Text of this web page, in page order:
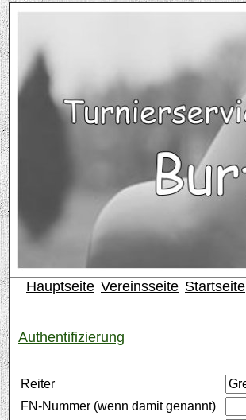
Hauptseite Vereinsseite Startseite
Authentifizierung
Reiter
FN-Nummer (wenn damit genannt)